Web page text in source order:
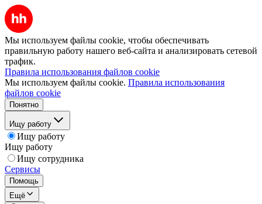
Мы используем файлы cookie, чтобы обеспечивать
правильную работу нашего веб-сайта и анализировать сетевой
трафик.
Правила использования файлов cookie
Мы используем файлы cookie. Правила использования
файлов cookie
Понятно
Ищу работу
Ищу работу
Ищу работу
Ищу сотрудника
Сервисы
Помощь
Ещё